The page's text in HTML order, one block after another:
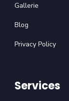
Gallerie
Blog
Privacy Policy
Services